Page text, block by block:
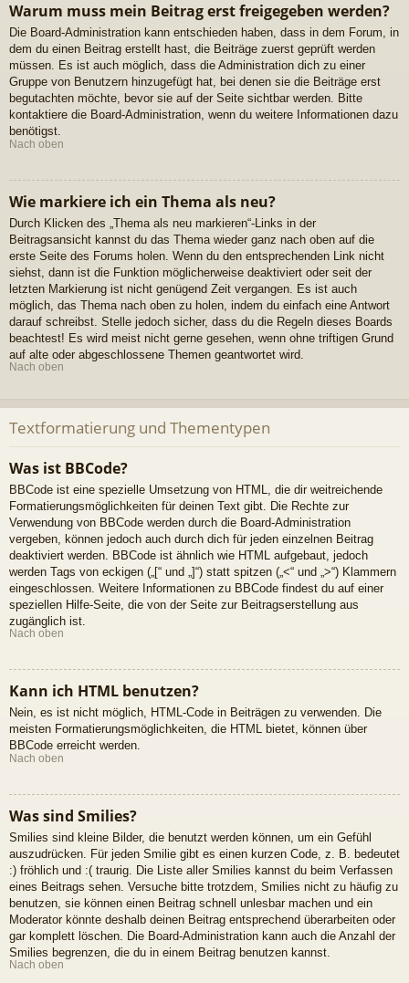
Warum muss mein Beitrag erst freigegeben werden?
Die Board-Administration kann entschieden haben, dass in dem Forum, in
dem du einen Beitrag erstellt hast, die Beiträge zuerst geprüft werden
müssen. Es ist auch möglich, dass die Administration dich zu einer
Gruppe von Benutzern hinzugefügt hat, bei denen sie die Beiträge erst
begutachten möchte, bevor sie auf der Seite sichtbar werden. Bitte
kontaktiere die Board-Administration, wenn du weitere Informationen dazu
benötigst.
Nach oben
Wie markiere ich ein Thema als neu?
Durch Klicken des „Thema als neu markieren“-Links in der
Beitragsansicht kannst du das Thema wieder ganz nach oben auf die
erste Seite des Forums holen. Wenn du den entsprechenden Link nicht
siehst, dann ist die Funktion möglicherweise deaktiviert oder seit der
letzten Markierung ist nicht genügend Zeit vergangen. Es ist auch
möglich, das Thema nach oben zu holen, indem du einfach eine Antwort
darauf schreibst. Stelle jedoch sicher, dass du die Regeln dieses Boards
beachtest! Es wird meist nicht gerne gesehen, wenn ohne triftigen Grund
auf alte oder abgeschlossene Themen geantwortet wird.
Nach oben
Textformatierung und Thementypen
Was ist BBCode?
BBCode ist eine spezielle Umsetzung von HTML, die dir weitreichende
Formatierungsmöglichkeiten für deinen Text gibt. Die Rechte zur
Verwendung von BBCode werden durch die Board-Administration
vergeben, können jedoch auch durch dich für jeden einzelnen Beitrag
deaktiviert werden. BBCode ist ähnlich wie HTML aufgebaut, jedoch
werden Tags von eckigen („[“ und „]“) statt spitzen („<“ und „>“) Klammern
eingeschlossen. Weitere Informationen zu BBCode findest du auf einer
speziellen Hilfe-Seite, die von der Seite zur Beitragserstellung aus
zugänglich ist.
Nach oben
Kann ich HTML benutzen?
Nein, es ist nicht möglich, HTML-Code in Beiträgen zu verwenden. Die
meisten Formatierungsmöglichkeiten, die HTML bietet, können über
BBCode erreicht werden.
Nach oben
Was sind Smilies?
Smilies sind kleine Bilder, die benutzt werden können, um ein Gefühl
auszudrücken. Für jeden Smilie gibt es einen kurzen Code, z. B. bedeutet
:) fröhlich und :( traurig. Die Liste aller Smilies kannst du beim Verfassen
eines Beitrags sehen. Versuche bitte trotzdem, Smilies nicht zu häufig zu
benutzen, sie können einen Beitrag schnell unlesbar machen und ein
Moderator könnte deshalb deinen Beitrag entsprechend überarbeiten oder
gar komplett löschen. Die Board-Administration kann auch die Anzahl der
Smilies begrenzen, die du in einem Beitrag benutzen kannst.
Nach oben